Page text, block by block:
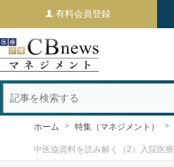
有料会員登録
ホーム 特集（マネジメント）
中医協資料を読み解く（2）入院医療